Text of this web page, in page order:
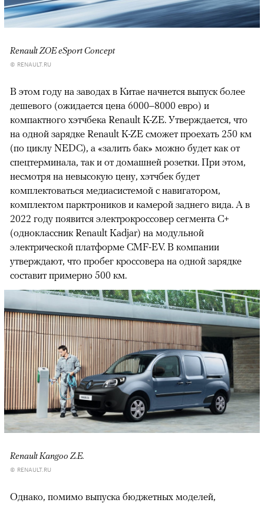
Renault ZOE eSport Concept
© RENAULT.RU
В этом году на заводах в Китае начнется выпуск более
дешевого (ожидается цена 6000–8000 евро) и
компактного хэтчбека Renault K-ZE. Утверждается, что
на одной зарядке Renault K-ZE сможет проехать 250 км
(по циклу NEDC), а «залить бак» можно будет как от
спецтерминала, так и от домашней розетки. При этом,
несмотря на невысокую цену, хэтчбек будет
комплектоваться медиасистемой с навигатором,
комплектом парктроников и камерой заднего вида. А в
2022 году появится электрокроссовер сегмента C+
(одноклассник Renault Kadjar) на модульной
электрической платформе CMF-EV. В компании
утверждают, что пробег кроссовера на одной зарядке
составит примерно 500 км.
Renault Kangoo Z.E.
© RENAULT.RU
Однако, помимо выпуска бюджетных моделей,